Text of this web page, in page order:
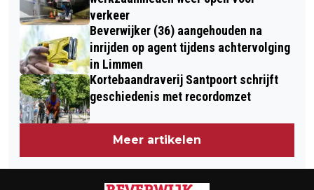
verkeer
Beverwijker (36) aangehouden na
inrijden op agent tijdens achtervolging
in Limmen
Kortebaandraverij Santpoort schrijft
geschiedenis met recordomzet
Meer artikelen